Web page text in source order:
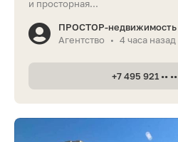
и просторная...
ПРОСТОР-недвижимость
Агентство
• 4 часа назад
+7 495 921 •• ••